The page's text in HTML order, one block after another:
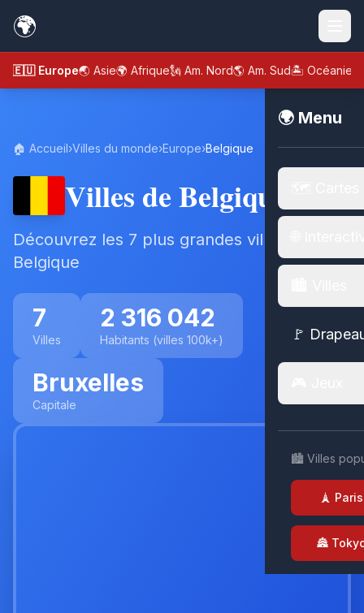
🌍
🇪🇺 Europe🌏 Asie🌍 Afrique🗽 Am. Nord🌎 Am. Sud🏝️ Océanie
🌍 Menu
🚩
🏙️ Villes
🗼 Paris
🏯
🏠 Accueil›Villes du monde›Europe›Belgique
Villes de Belgique
Découvrez les 7 plus grandes villes de
Belgique
7
Villes
2 316 042
Habitants (villes 100k+)
Bruxelles
Capitale